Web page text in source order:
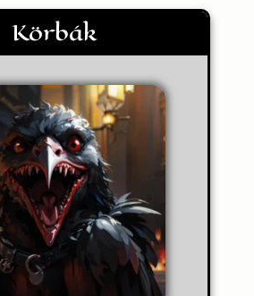
Körbák